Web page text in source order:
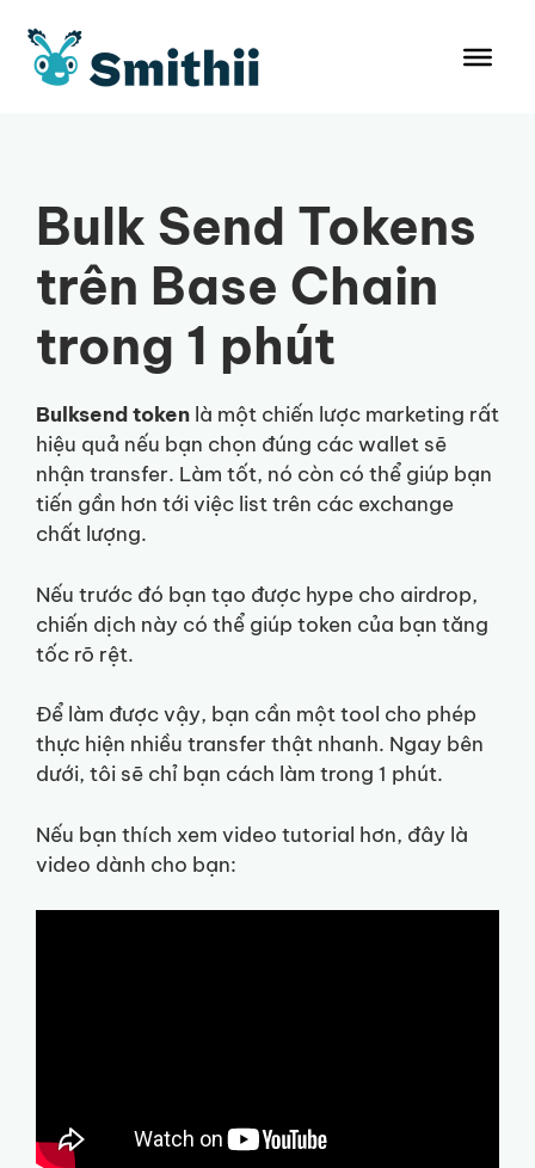
đến
Bulk Send Tokens
trên Base Chain
trong 1 phút
Bulksend token là một chiến lược marketing rất
hiệu quả nếu bạn chọn đúng các wallet sẽ
nhận transfer. Làm tốt, nó còn có thể giúp bạn
tiến gần hơn tới việc list trên các exchange
chất lượng.
Nếu trước đó bạn tạo được hype cho airdrop,
chiến dịch này có thể giúp token của bạn tăng
tốc rõ rệt.
Để làm được vậy, bạn cần một tool cho phép
thực hiện nhiều transfer thật nhanh. Ngay bên
dưới, tôi sẽ chỉ bạn cách làm trong 1 phút.
Nếu bạn thích xem video tutorial hơn, đây là
video dành cho bạn: